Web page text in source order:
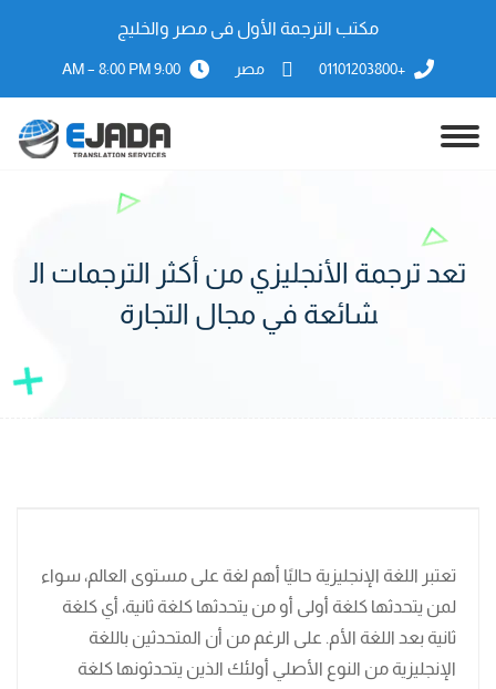
مكتب الترجمة الأول فى مصر والخليج
+01101203800 مصر 9:00 AM – 8:00 PM
تعد ترجمة الأنجليزي من أكثر الترجمات ال
شائعة في مجال التجارة
تعتبر اللغة الإنجليزية حاليًا أهم لغة على مستوى العالم، سواء
لمن يتحدثها كلغة أولى أو من يتحدثها كلغة ثانية، أي كلغة
ثانية بعد اللغة الأم. على الرغم من أن المتحدثين باللغة
الإنجليزية من النوع الأصلي أولئك الذين يتحدثونها كلغة